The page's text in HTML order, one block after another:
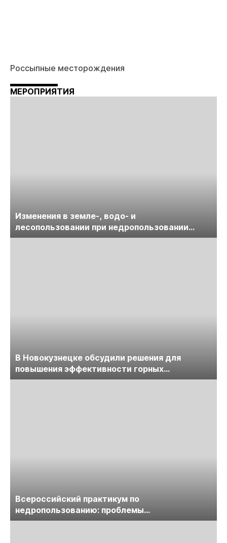
Россыпные месторождения
МЕРОПРИЯТИЯ
Изменения в земле-, водо- и
лесопользовании при недропользовании
обсудят на семинаре «ПравоТЭК»
В Новокузнецке обсудили решения для
повышения эффективности горных
предприятий
Всероссийский практикум по
недропользованию: проблемы
лицензирования, цифровизации, экспертизы